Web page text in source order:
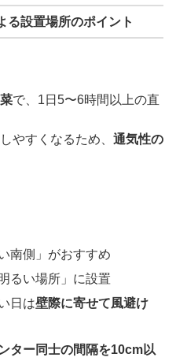
る設置場所のポイント
で、1日5〜6時間以上の直
やすくなるため、 通気性の
南側」がおすすめ
るい場所」に設置
日は壁際に寄せて風避け
ター同士の間隔を10cm以